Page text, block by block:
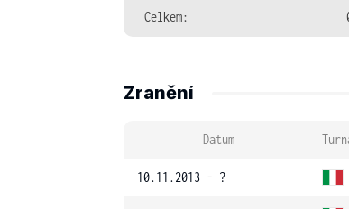
Celkem:
Zranění
Datum
10.11.2013 - ?